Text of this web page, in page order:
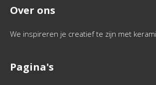
Over ons
We inspireren je creatief te zijn met
Pagina's